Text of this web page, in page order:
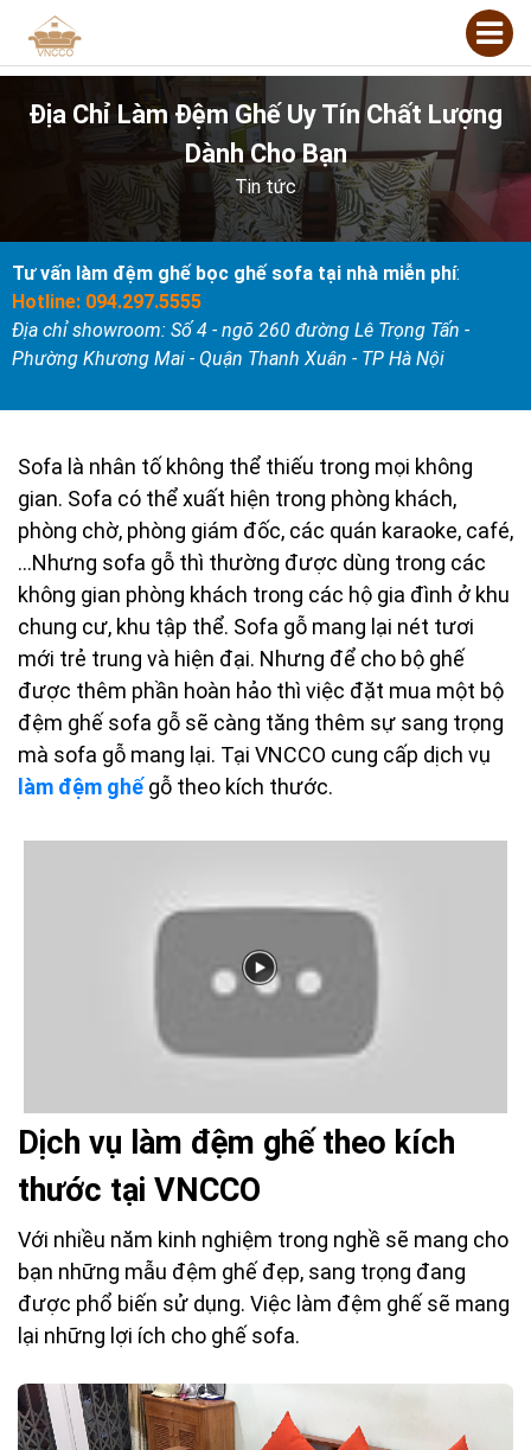
Địa Chỉ Làm Đệm Ghế Uy Tín Chất Lượng
Dành Cho Bạn
Tin tức
Tư vấn làm đệm ghế bọc ghế sofa tại nhà miễn phí:
Hotline: 094.297.5555
Địa chỉ showroom: Số 4 - ngõ 260 đường Lê Trọng Tấn -
Phường Khương Mai - Quận Thanh Xuân - TP Hà Nội
Sofa là nhân tố không thể thiếu trong mọi không
gian. Sofa có thể xuất hiện trong phòng khách,
phòng chờ, phòng giám đốc, các quán karaoke, café,
…Nhưng sofa gỗ thì thường được dùng trong các
không gian phòng khách trong các hộ gia đình ở khu
chung cư, khu tập thể. Sofa gỗ mang lại nét tươi
mới trẻ trung và hiện đại. Nhưng để cho bộ ghế
được thêm phần hoàn hảo thì việc đặt mua một bộ
đệm ghế sofa gỗ sẽ càng tăng thêm sự sang trọng
mà sofa gỗ mang lại. Tại VNCCO cung cấp dịch vụ
làm đệm ghế gỗ theo kích thước.
Dịch vụ làm đệm ghế theo kích
thước tại VNCCO
Với nhiều năm kinh nghiệm trong nghề sẽ mang cho
bạn những mẫu đệm ghế đẹp, sang trọng đang
được phổ biến sử dụng. Việc làm đệm ghế sẽ mang
lại những lợi ích cho ghế sofa.